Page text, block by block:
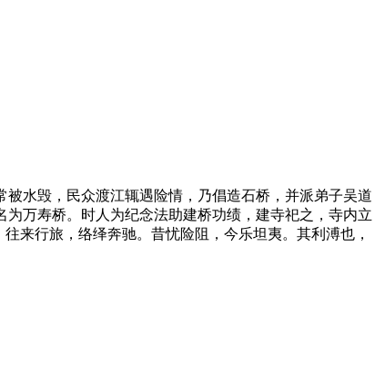
水毁，民众渡江辄遇险情，乃倡造石桥，并派弟子吴道
万寿桥。时人为纪念法助建桥功绩，建寺祀之，寺内立
来行旅，络绎奔驰。昔忧险阻，今乐坦夷。其利溥也，